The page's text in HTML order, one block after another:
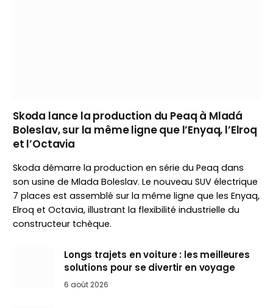
Skoda lance la production du Peaq à Mladá
Boleslav, sur la même ligne que l’Enyaq, l’Elroq
et l’Octavia
Skoda démarre la production en série du Peaq dans
son usine de Mlada Boleslav. Le nouveau SUV électrique
7 places est assemblé sur la même ligne que les Enyaq,
Elroq et Octavia, illustrant la flexibilité industrielle du
constructeur tchèque.
Longs trajets en voiture : les meilleures
solutions pour se divertir en voyage
6 août 2026